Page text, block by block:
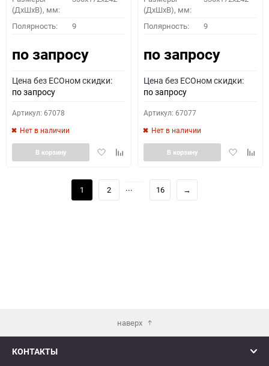
(ДхШхВ), мм:
Полярность: 9
по запросу
Цена без ECOном скидки:
по запросу
Артикул: 67078
Нет в наличии
ДобавитьДобавить
В корзину
(ДхШхВ), мм:
Полярность: 9
по запросу
Цена без ECOном скидки:
по запросу
Артикул: 67077
Нет в наличии
Добавить
В корзину
1 2 ... 16 →
наверх
КОНТАКТЫ